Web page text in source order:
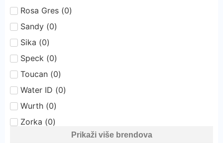
Rosa Gres (0)
Sandy (0)
Sika (0)
Speck (0)
Toucan (0)
Water ID (0)
Wurth (0)
Zorka (0)
Prikaži više brendova